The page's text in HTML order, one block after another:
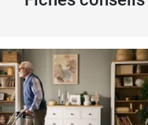
0,26 €
0,26 €